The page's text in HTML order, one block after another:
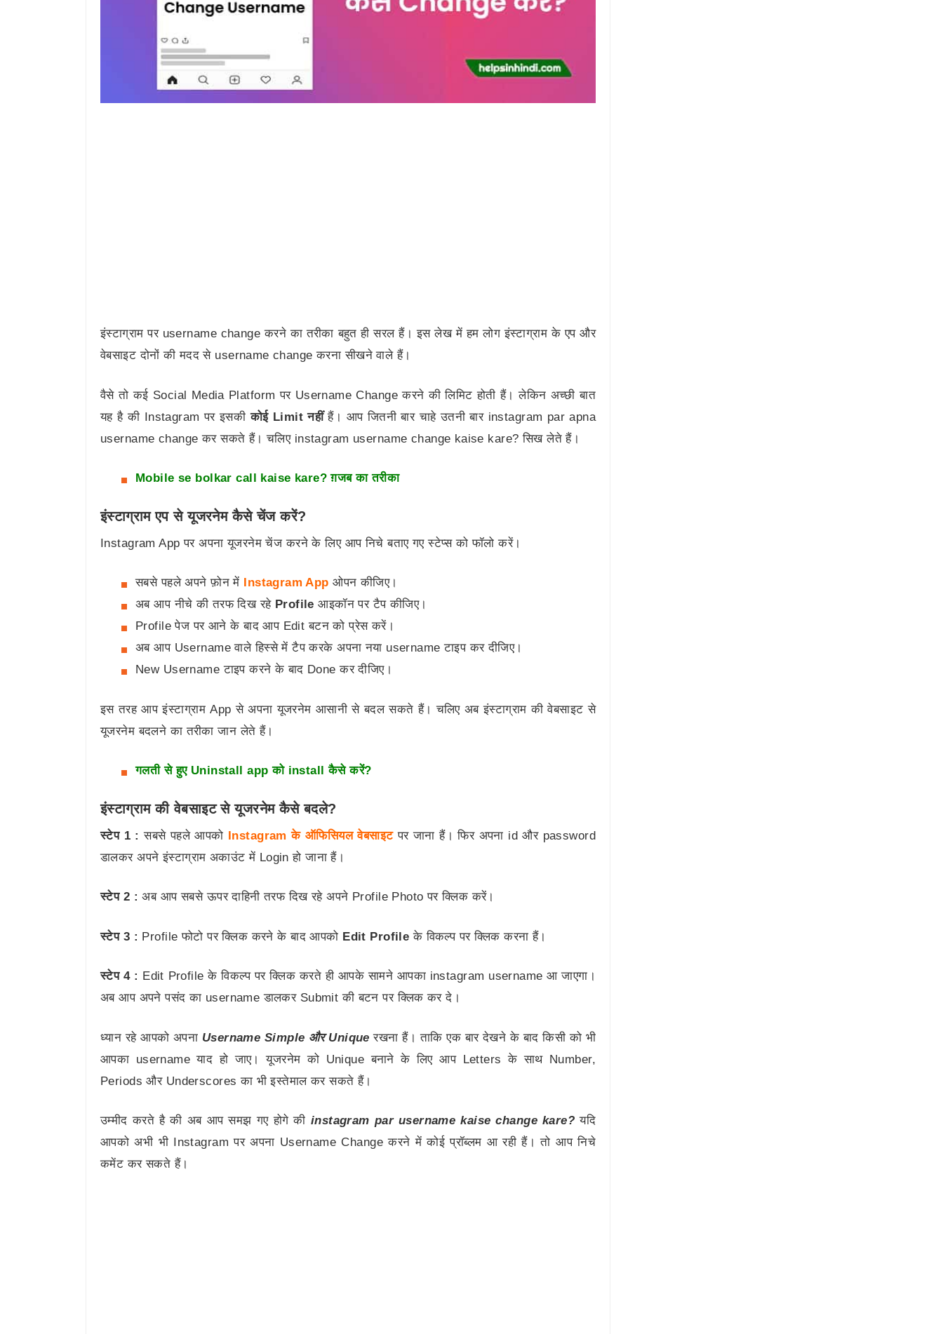
इंस्टाग्राम पर username change करने का तरीका बहुत ही सरल हैं। इस लेख में हम लोग इंस्टाग्राम के एप और
वेबसाइट दोनों की मदद से username change करना सीखने वाले हैं।
वैसे तो कई Social Media Platform पर Username Change करने की लिमिट होती हैं। लेकिन अच्छी बात
यह है की Instagram पर इसकीकोई Limit नहींहैं। आप जितनी बार चाहे उतनी बार instagram par apna
username change कर सकते हैं। चलिए instagram username change kaise kare? सिख लेते हैं।
Mobile se bolkar call kaise kare? ग़जब का तरीका
इंस्टाग्राम एप से यूजरनेम कैसे चेंज करें?
Instagram App पर अपना यूजरनेम चेंज करने के लिए आप निचे बताए गए स्टेप्स को फॉलो करें।
सबसे पहले अपने फ़ोन में Instagram App ओपन कीजिए।
अब आप नीचे की तरफ दिख रहे Profile आइकॉन पर टैप कीजिए।
Profile पेज पर आने के बाद आप Edit बटन को प्रेस करें।
अब आप Username वाले हिस्से में टैप करके अपना नया username टाइप कर दीजिए।
New Username टाइप करने के बाद Done कर दीजिए।
इस तरह आप इंस्टाग्राम App से अपना यूजरनेम आसानी से बदल सकते हैं। चलिए अब इंस्टाग्राम की वेबसाइट से
यूजरनेम बदलने का तरीका जान लेते हैं।
गलती से हुए Uninstall app को install कैसे करें?
इंस्टाग्राम की वेबसाइट से यूजरनेम कैसे बदले?
स्टेप 1 : सबसे पहले आपको Instagram के ऑफिसियल वेबसाइटपर जाना हैं। फिर अपना id और password
डालकर अपने इंस्टाग्राम अकाउंट में Login हो जाना हैं।
स्टेप 2 : अब आप सबसे ऊपर दाहिनी तरफ दिख रहे अपने Profile Photo पर क्लिक करें।
स्टेप 3 : Profile फोटो पर क्लिक करने के बाद आपको Edit Profile के विकल्प पर क्लिक करना हैं।
स्टेप 4 : Edit Profile के विकल्प पर क्लिक करते ही आपके सामने आपका instagram username आ जाएगा।
अब आप अपने पसंद का username डालकर Submit की बटन पर क्लिक कर दे।
ध्यान रहे आपको अपना Username Simple और Unique रखना हैं। ताकि एक बार देखने के बाद किसी को भी
आपका username याद हो जाए। यूजरनेम को Unique बनाने के लिए आप Letters के साथ Number,
Periods और Underscores का भी इस्तेमाल कर सकते हैं।
उम्मीद करते है की अब आप समझ गए होगे की instagram par username kaise change kare? यदि
आपको अभी भी Instagram पर अपना Username Change करने में कोई प्रॉब्लम आ रही हैं। तो आप निचे
कमेंट कर सकते हैं।